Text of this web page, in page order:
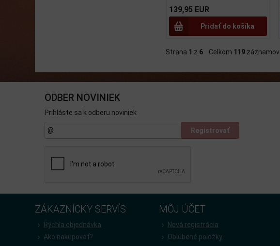
139,95 EUR
Pridať do košíka
Strana 1 z 6 Celkom 119 záznamov
ODBER NOVINIEK
Prihláste sa k odberu noviniek
Registrovať
ZÁKAZNÍCKY SERVÍS
Rýchla objednávka
Ako nakupovať?
MÔJ ÚČET
Nová registrácia
Oblúbené položky